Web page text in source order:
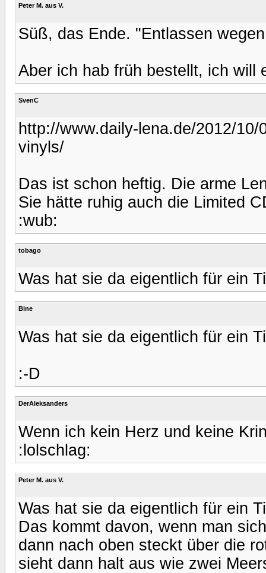
Peter M. aus V.
Süß, das Ende. "Entlassen
Aber ich hab früh bestellt, ich will
SvenC
http://www.daily-lena.de/2012/
vinyls/
Das ist schon heftig. Die arme
Sie hätte ruhig auch die Limited
:wub:
tobago
Was hat sie da eigentlich für ein
Bine
Was hat sie da eigentlich für ein
:-D
DerAleksanders
Wenn ich kein Herz und keine
:lolschlag:
Peter M. aus V.
Was hat sie da eigentlich für ein
Das kommt davon, wenn man
dann nach oben steckt über die
sieht dann halt aus wie zwei